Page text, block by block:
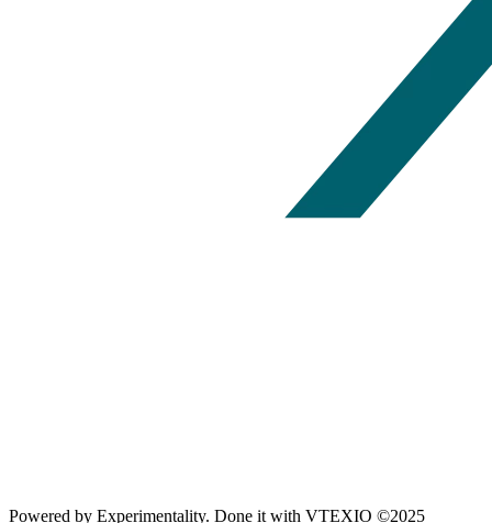
Powered by Experimentality. Done it with VTEXIO ©2025